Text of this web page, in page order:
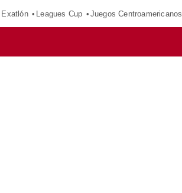
Exatlón Leagues Cup Juegos Centroamericanos